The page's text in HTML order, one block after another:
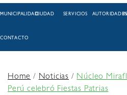
MUNICIPALIDADCIUDAD SERVICIOS AUTORIDADES
CONTACTO
Home/Noticias /Núcleo
Perú celebró Fiestas Patrias